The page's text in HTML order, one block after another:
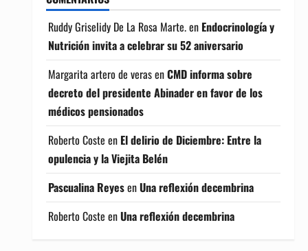
Ruddy Griselidy De La Rosa Marte.en Endocrinología y
Nutrición invita a celebrar su 52 aniversario
Margarita artero de verasenCMD informa sobre
decreto del presidente Abinader en favor de los
médicos pensionados
Roberto Coste en El delirio de Diciembre: Entre la
opulencia y la Viejita Belén
Pascualina ReyesenUna reflexión decembrina
Roberto Coste enUna reflexión decembrina